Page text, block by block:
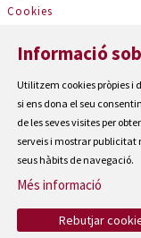
Cookies
Contactar
Accessibilitat
Informació
Utilitzem cookies pròpies i
si ens dona el seu
de les seves visites per
serveis i mostrar publicitat
seus hàbits de navegació.
Més informació
Rebutjar